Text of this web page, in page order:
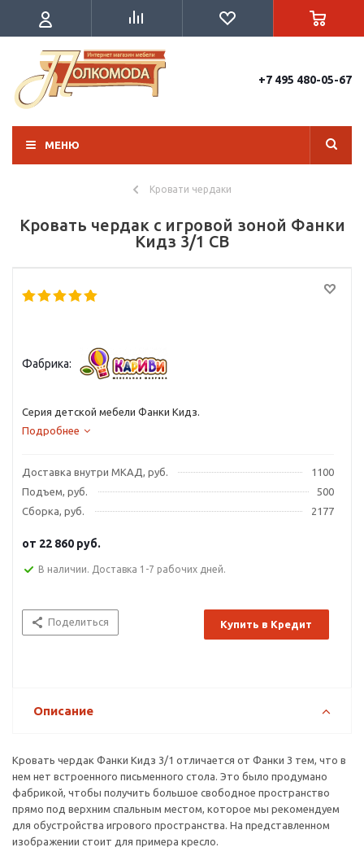
+7 495 480-05-67
МЕНЮ
Кровати чердаки
Кровать чердак с игровой зоной Фанки
Кидз 3/1 СВ
Фабрика:
Серия детской мебели Фанки Кидз.
Подробнее
Доставка внутри МКАД, руб.
1100
Подъем, руб.
500
Сборка, руб.
2177
от 22 860 руб.
В наличии. Доставка 1-7 рабочих дней.
Поделиться Купить в Кредит
Описание
Кровать чердак Фанки Кидз 3/1 отличается от Фанки 3 тем, что в
нем нет встроенного письменного стола. Это было продумано
фабрикой, чтобы получить большое свободное пространство
прямо под верхним спальным местом, которое мы рекомендуем
для обустройства игрового пространства. На представленном
изображении стоит для примера кресло.